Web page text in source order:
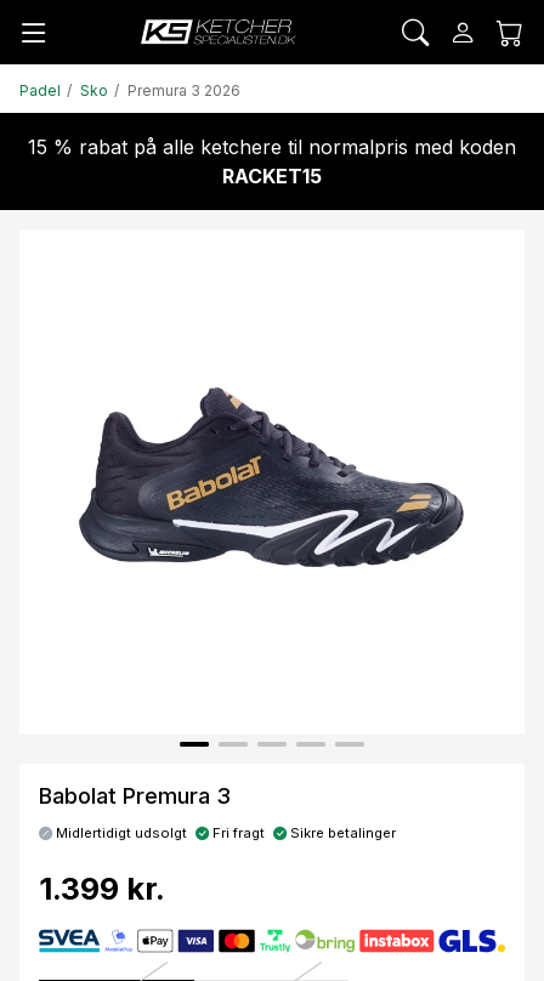
Padel Sko Premura 3 2026
15 % rabat på alle ketchere til normalpris med koden
RACKET15
Babolat Premura 3
Midlertidigt udsolgt Fri fragt Sikre betalinger
1.399 kr.